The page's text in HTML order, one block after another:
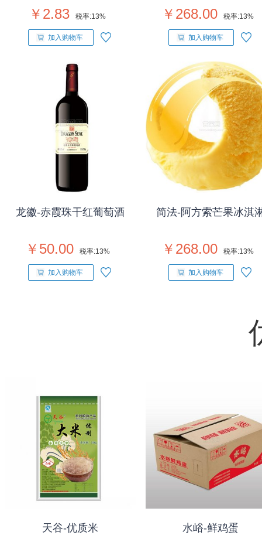
￥2.83 税率:13%
加入购物车
￥268.00 税率:13%
加入购物车
龙徽-赤霞珠干红葡萄酒
￥50.00 税率:13%
加入购物车
简法-阿方索芒果冰淇
￥268.00 税率:13%
加入购物车
天谷-优质米 水峪-鲜鸡蛋